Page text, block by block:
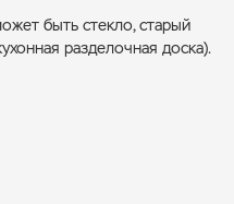
быть стекло, старый
разделочная доска).